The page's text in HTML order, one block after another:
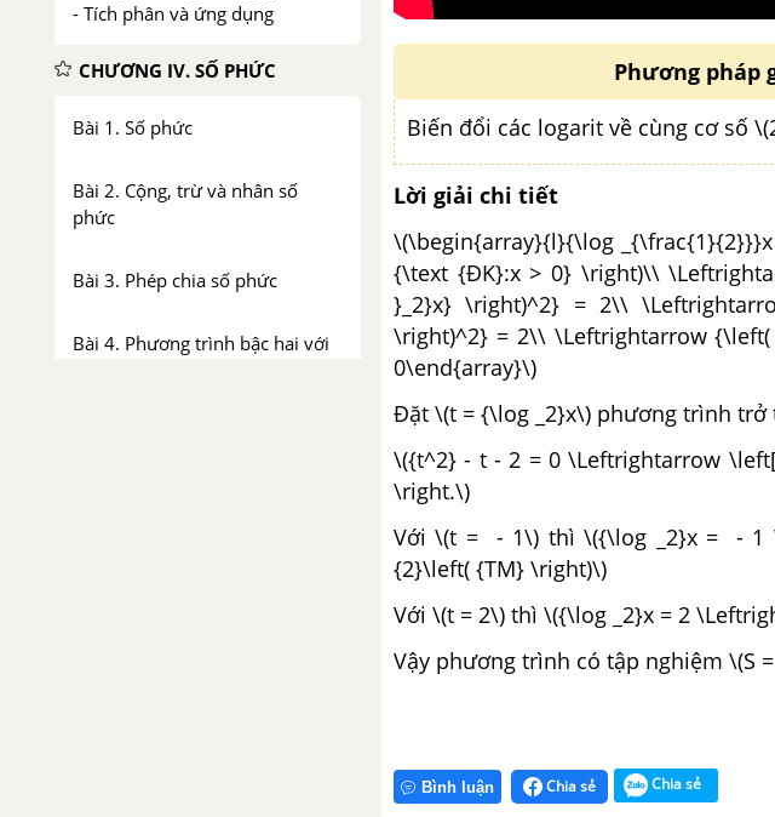
- Tích phân và ứng dụng
CHƯƠNG IV. SỐ PHỨC
Bài 1. Số phức
Bài 2. Cộng, trừ và nhân số
phức
Bài 3. Phép chia số phức
Bài 4. Phương trình bậc hai với
Phương pháp
Biến đổi các logarit về cùng cơ số
Lời giải chi tiết
\(\begin{array}{l}{\log
{\text {ĐK}:x > 0} \right)\\
}_2}x} \right)^2} = 2\\
\right)^2} = 2\\ \Leftrightarrow
0\end{array}\)
Đặt \(t = {\log _2}x\) phương trình trở
\({t^2} - t - 2 = 0 \Leftrightarrow
\right.\)
Với \(t = - 1\) thì \({\log _2}x = - 1
{2}\left( {TM} \right)\)
Với \(t = 2\) thì \({\log _2}x = 2
Vậy phương trình có tập nghiệm
Bình luận Chia sẻ Chia sẻ